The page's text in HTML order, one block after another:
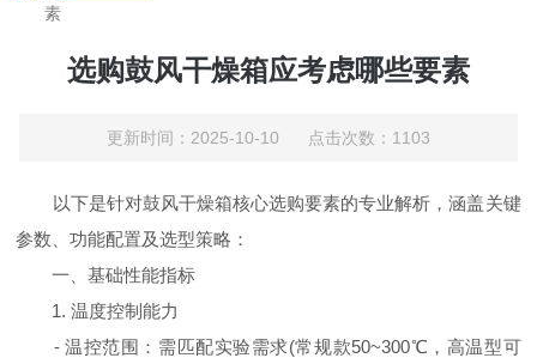
素
选购鼓风干燥箱应考虑哪些要素
更新时间：2025-10-10 点击次数：1103
以下是针对鼓风干燥箱核心选购要素的专业解析，涵盖关键
参数、功能配置及选型策略：
一、基础性能指标
1. 温度控制能力
- 温控范围：需匹配实验需求(常规款50~300℃，高温型可